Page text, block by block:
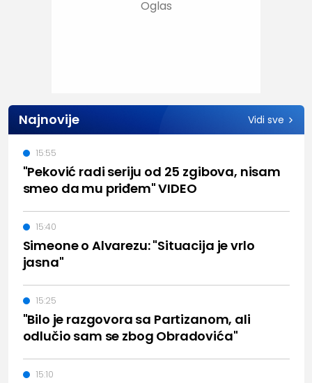
Najnovije Vidi sve
"Peković radi seriju od 25 zgibova, nisam
smeo da mu priđem" VIDEO
15:55
Simeone o Alvarezu: "Situacija je vrlo
jasna"
15:40
"Bilo je razgovora sa Partizanom, ali
odlučio sam se zbog Obradovića"
15:25
15:10